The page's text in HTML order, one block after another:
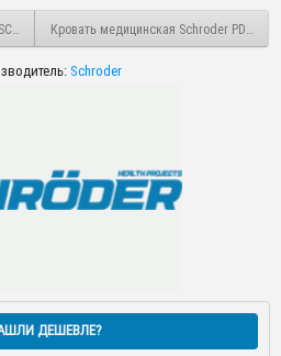
2060 Кровать медицинская Schroder PDB
Schroder
ДЕШЕВЛЕ?